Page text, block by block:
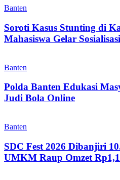
Banten
Soroti Kasus Stunting di
Mahasiswa Gelar
Banten
Polda Banten Edukasi
Judi Bola Online
Banten
SDC Fest 2026 Dibanjiri
UMKM Raup Omzet